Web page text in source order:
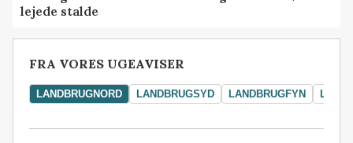
lejede stalde
FRA VORES UGEAVISER
LANDBRUGNORD LANDBRUGSYD LANDBRUGFYN